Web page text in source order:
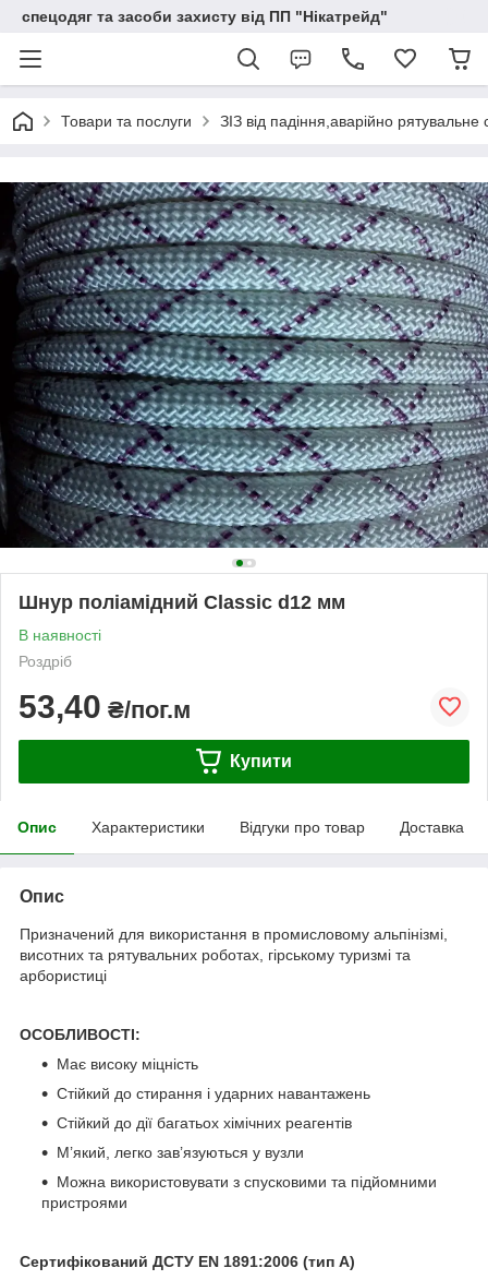
спецодяг та засоби захисту від ПП "Нікатрейд"
Товари та послуги ЗІЗ від падіння,аварійно
Шнур поліамідний Classic d12 мм
В наявності
Роздріб
53,40 ₴/пог.м
Купити
Опис Характеристики Відгуки про товар Доставка
Опис
Призначений для використання в промисловому альпінізмі,
висотних та рятувальних роботах, гірському туризмі та
арбористиці
ОСОБЛИВОСТІ:
Має високу міцність
Стійкий до стирання і ударних навантажень
Стійкий до дії багатьох хімічних реагентів
М’який, легко зав’язуються у вузли
Можна використовувати з спусковими та підйомними
пристроями
Сертифікований ДСТУ EN 1891:2006 (тип А)